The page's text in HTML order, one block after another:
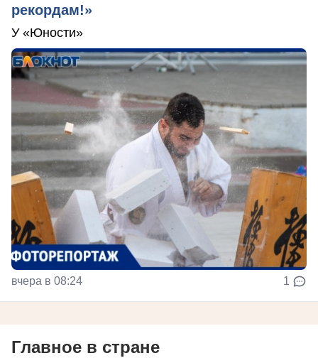
рекордам!»
У «Юности»
вчера в 08:24 1
Главное в стране